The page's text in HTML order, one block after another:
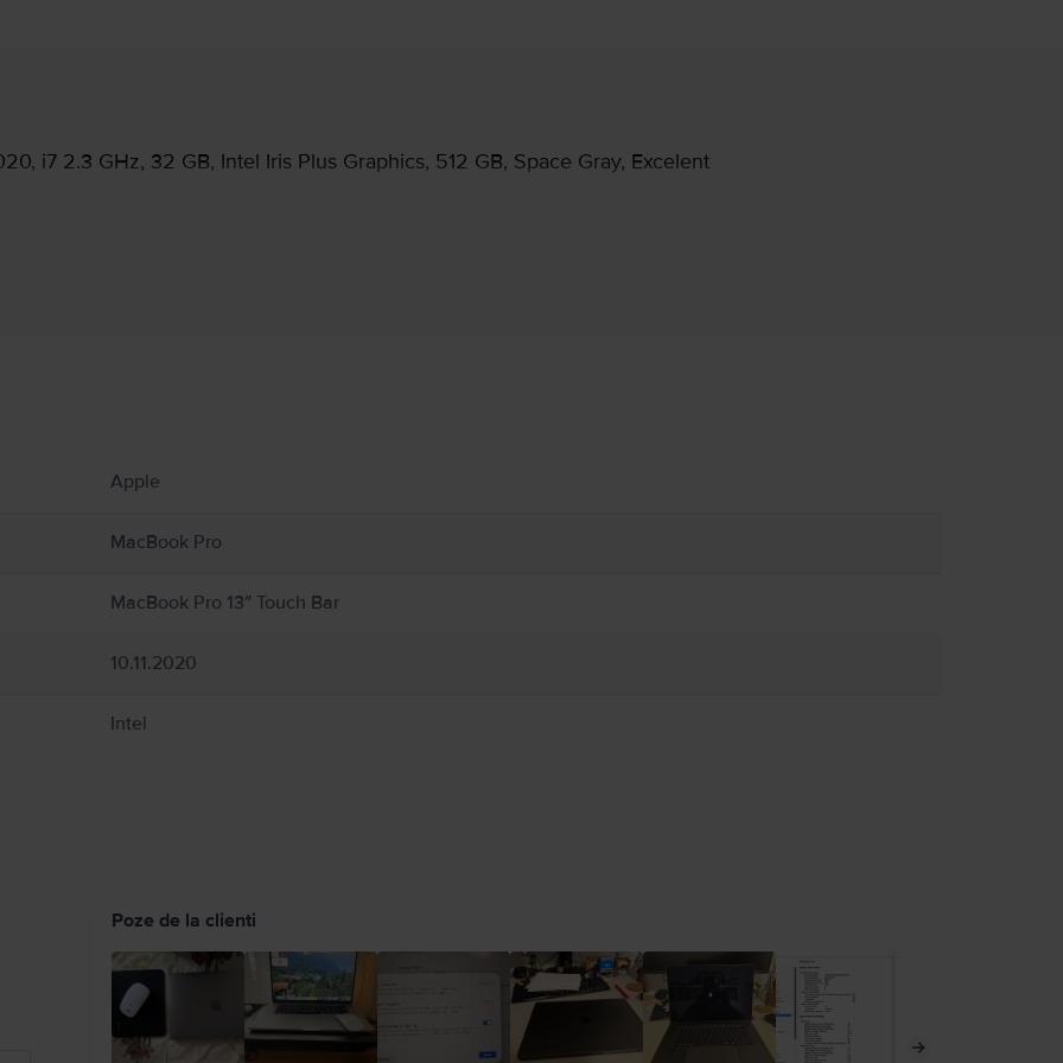
i7 2.3 GHz, 32 GB, Intel Iris Plus Graphics, 512 GB, Space Gray, Excelent
ul de umezeală, umiditate sau fenomene meteo precum ploaia, ninsoarea și ceața. Pentru a reduce posibilitatea de supraîncălzire sau de
în timpul funcționării sau cuplării la o sursă de alimentare. MacBook conține magneți, precum și componente și antene care emit câmpuri
pot interfera cu dispozitivele medicale. Consultați medicul și producătorul dispozitivului medical pentru informații despre dispozitivul dvs.
Apple
MacBook Pro
MacBook Pro 13″ Touch Bar
10.11.2020
Intel
Poze de la clienti